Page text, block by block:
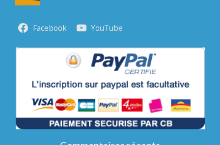
Facebook YouTube